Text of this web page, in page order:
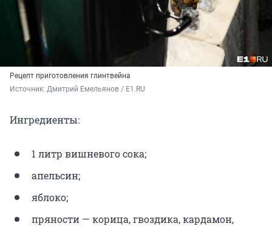
Рецепт приготовления глинтвейна
Источник: Дмитрий Емельянов / E1.RU
Ингредиенты:
1 литр вишневого сока;
апельсин;
яблоко;
пряности — корица, гвоздика, кардамон,